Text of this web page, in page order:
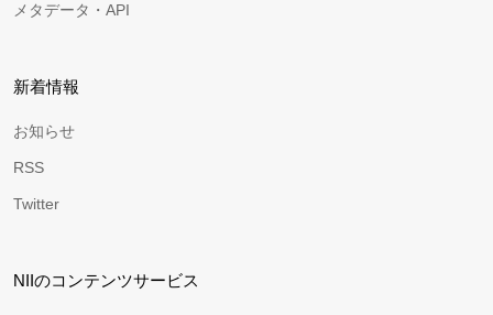
メタデータ・API
新着情報
お知らせ
RSS
Twitter
NIIのコンテンツサービス